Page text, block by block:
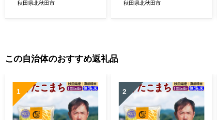
け周期調整可能 隔月に調整O
秋田県北秋田市
け周期調整可能 隔月に調整O
秋田県北秋田市
この自治体のおすすめ返礼品
1 2